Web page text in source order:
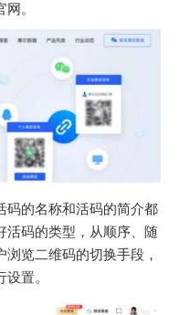
。
码的名称和活码的简介都
活码的类型，从顺序、随
览二维码的切换手段，
置。